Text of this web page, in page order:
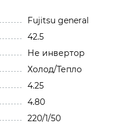
Fujitsu general
42.5
Не инвертор
Холод/Тепло
4.25
4.80
220/1/50